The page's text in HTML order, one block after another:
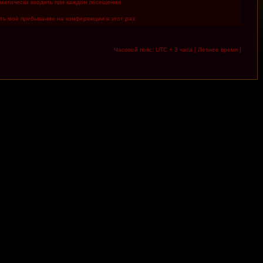
входить при каждом посещении
моё пребывание на конференции в этот раз
Часовой пояс: UTC + 3 часа [ Летнее время ]